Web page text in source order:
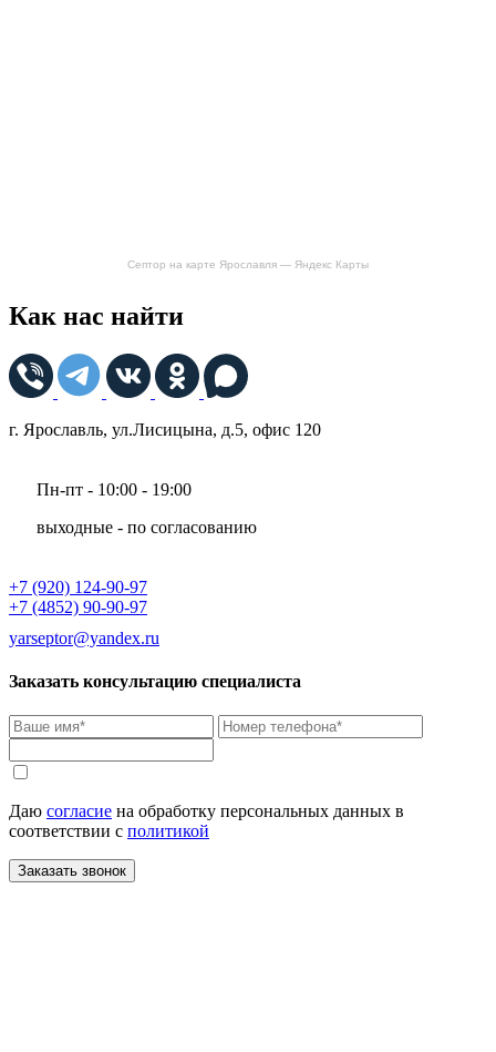
Септор на карте Ярославля — Яндекс Карты
Как нас найти
г. Ярославль, ул.Лисицына, д.5, офис 120
Пн-пт - 10:00 - 19:00
выходные - по согласованию
+7 (920) 124-90-97
+7 (4852) 90-90-97
yarseptor@yandex.ru
Заказать консультацию специалиста
Даю согласие на обработку персональных данных в
соответствии с политикой
Заказать звонок